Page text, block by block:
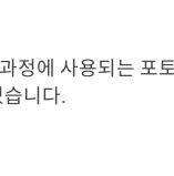
정에 사용되는
니다.